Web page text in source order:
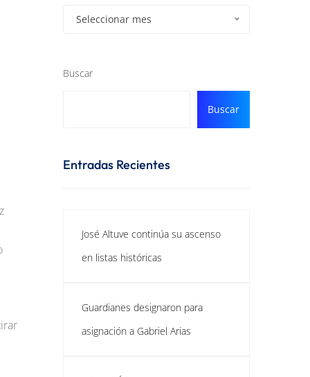
Seleccionar mes
Buscar
Buscar
Entradas Recientes
José Altuve continúa su ascenso
en listas históricas
Guardianes designaron para
asignación a Gabriel Arias